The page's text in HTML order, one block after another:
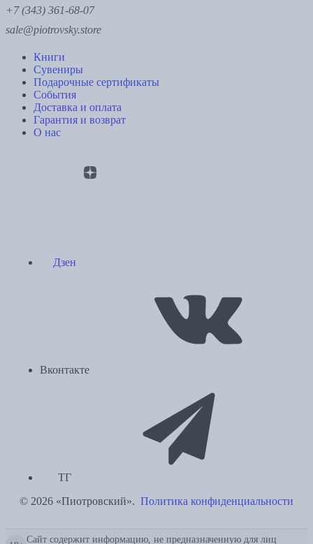
+7 (343) 361-68-07
sale@piotrovsky.store
Книги
Сувениры
Подарочные сертификаты
События
Доставка и оплата
Гарантия и возврат
О нас
Дзен
Вконтакте
ТГ
© 2026 «Пиотровский». Политика конфиденциальности
Сайт содержит информацию, не предназначенную для лиц